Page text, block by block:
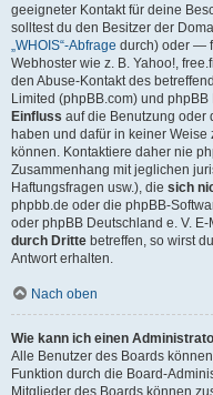
geeigneter Kontakt für deine
solltest du den Besitzer der
„WHOIS“-Abfrage durch) oder —
Webhoster wie z. B. Yahoo!,
den Abuse-Kontakt des
Limited (phpBB.com) und
Einfluss auf die Benutzung oder
haben und dafür in keiner
können. Kontaktiere daher nie
Zusammenhang mit jeglichen
Haftungsfragen usw.), die sich
phpbb.de oder die phpBB-
oder phpBB Deutschland e. V.
durch Dritte betreffen, so wirst
Antwort erhalten.
Nach oben
Wie kann ich einen
Alle Benutzer des Boards
Funktion durch die Board-
Mitglieder des Boards können